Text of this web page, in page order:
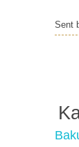
Sent